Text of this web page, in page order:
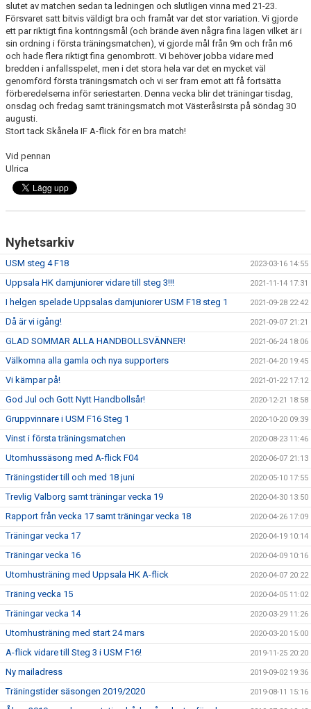
slutet av matchen sedan ta ledningen och slutligen vinna med 21-23.
Försvaret satt bitvis väldigt bra och framåt var det stor variation. Vi gjorde
ett par riktigt fina kontringsmål (och brände även några fina lägen vilket är i
sin ordning i första träningsmatchen), vi gjorde mål från 9m och från m6
och hade flera riktigt fina genombrott. Vi behöver jobba vidare med
bredden i anfallsspelet, men i det stora hela var det en mycket väl
genomförd första träningsmatch och vi ser fram emot att få fortsätta
förberedelserna inför seriestarten. Denna vecka blir det träningar tisdag,
onsdag och fredag samt träningsmatch mot VästeråsIrsta på söndag 30
augusti.
Stort tack Skånela IF A-flick för en bra match!
Vid pennan
Ulrica
Nyhetsarkiv
USM steg 4 F18 2023-03-16 14:55
Uppsala HK damjuniorer vidare till steg 3!!! 2021-11-14 17:31
I helgen spelade Uppsalas damjuniorer USM F18 steg 1 2021-09-28 22:42
Då är vi igång! 2021-09-07 21:21
GLAD SOMMAR ALLA HANDBOLLSVÄNNER! 2021-06-24 18:06
Välkomna alla gamla och nya supporters 2021-04-20 19:45
Vi kämpar på! 2021-01-22 17:12
God Jul och Gott Nytt Handbollsår! 2020-12-21 18:58
Gruppvinnare i USM F16 Steg 1 2020-10-20 09:39
Vinst i första träningsmatchen 2020-08-23 11:46
Utomhussäsong med A-flick F04 2020-06-07 21:13
Träningstider till och med 18 juni 2020-05-10 17:55
Trevlig Valborg samt träningar vecka 19 2020-04-30 13:50
Rapport från vecka 17 samt träningar vecka 18 2020-04-26 17:09
Träningar vecka 17 2020-04-19 10:14
Träningar vecka 16 2020-04-09 10:16
Utomhusträning med Uppsala HK A-flick 2020-04-07 20:22
Träning vecka 15 2020-04-05 11:02
Träningar vecka 14 2020-03-29 11:26
Utomhusträning med start 24 mars 2020-03-20 15:00
A-flick vidare till Steg 3 i USM F16! 2019-11-25 20:20
Ny mailadress 2019-09-02 19:36
Träningstider säsongen 2019/2020 2019-08-11 15:16